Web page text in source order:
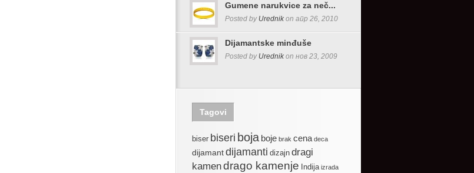
Gumene narukvice za neč...
Posted by Urednik on апр 26, 2010
Dijamantske minđuše
Posted by Urednik on нов 23, 2009
Tagovi
biser biseri boja boje brak cena deca
dijamantdijamanti dizajn dragi
kamendrago kamenje Indija izrada